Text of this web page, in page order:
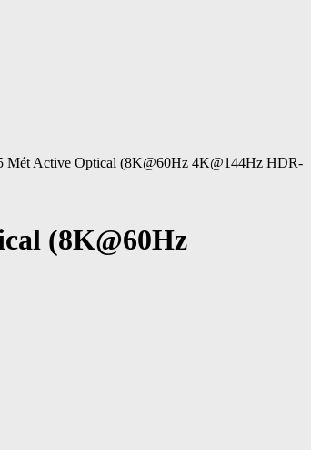
Active Optical (8K@60Hz 4K@144Hz HDR-
(8K@60Hz